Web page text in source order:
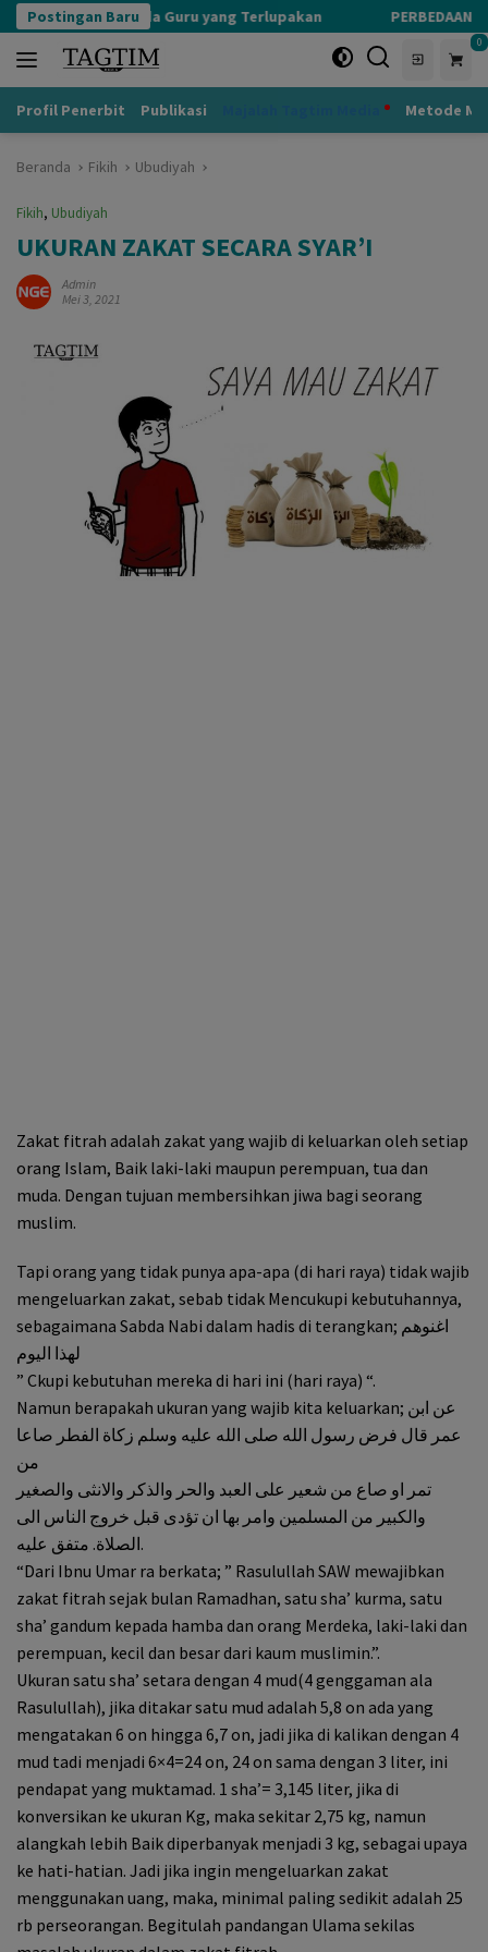
Langsung
ke
konten
Postingan Baru
Adab kepada Guru yang Terlupakan PERBEDAAN
0
Profil Penerbit Publikasi Metode
Beranda Fikih Ubudiyah
Fikih, Ubudiyah
UKURAN ZAKAT SECARA SYAR’I
Admin
Mei 3, 2021
Zakat fitrah adalah zakat yang wajib di keluarkan oleh setiap
orang Islam, Baik laki-laki maupun perempuan, tua dan
muda. Dengan tujuan membersihkan jiwa bagi seorang
muslim.
Tapi orang yang tidak punya apa-apa (di hari raya) tidak wajib
mengeluarkan zakat, sebab tidak Mencukupi kebutuhannya,
sebagaimana Sabda Nabi dalam hadis di terangkan; اغنوهم
لهذا اليوم
” Ckupi kebutuhan mereka di hari ini (hari raya) “.
Namun berapakah ukuran yang wajib kita keluarkan; عن ابن
عمر قال فرض رسول الله صلى الله عليه وسلم زكاة الفطر صاعا
من
تمر او صاع من شعير على العبد والحر والذكر والانثى والصغير
والكبير من المسلمين وامر بها ان تؤدى قبل خروج الناس الى
الصلاة. متفق عليه.
“Dari Ibnu Umar ra berkata; ” Rasulullah SAW mewajibkan
zakat fitrah sejak bulan Ramadhan, satu sha’ kurma, satu
sha’ gandum kepada hamba dan orang Merdeka, laki-laki dan
perempuan, kecil dan besar dari kaum muslimin.”.
Ukuran satu sha’ setara dengan 4 mud(4 genggaman ala
Rasulullah), jika ditakar satu mud adalah 5,8 on ada yang
mengatakan 6 on hingga 6,7 on, jadi jika di kalikan dengan 4
mud tadi menjadi 6×4=24 on, 24 on sama dengan 3 liter, ini
pendapat yang muktamad. 1 sha’= 3,145 liter, jika di
konversikan ke ukuran Kg, maka sekitar 2,75 kg, namun
alangkah lebih Baik diperbanyak menjadi 3 kg, sebagai upaya
ke hati-hatian. Jadi jika ingin mengeluarkan zakat
menggunakan uang, maka, minimal paling sedikit adalah 25
rb perseorangan. Begitulah pandangan Ulama sekilas